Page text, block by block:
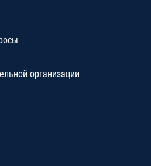
организации